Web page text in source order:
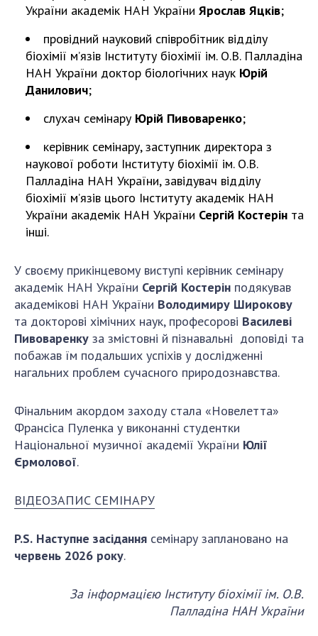
України академік НАН України Ярослав Яцків;
провідний науковий співробітник відділу
біохімії м’язів Інституту біохімії ім. О.В. Палладіна
НАН України доктор біологічних наук Юрій
Данилович;
слухач семінару Юрій Пивоваренко;
керівник семінару, заступник директора з
наукової роботи Інституту біохімії ім. О.В.
Палладіна НАН України, завідувач відділу
біохімії м’язів цього Інституту академік НАН
України академік НАН України Сергій Костерін та
інші.
У своєму прикінцевому виступі керівник семінару
академік НАН України Сергій Костерін подякував
академікові НАН України Володимиру Широкову
та докторові хімічних наук, професорові Василеві
Пивоваренку за змістовні й пізнавальні доповіді та
побажав їм подальших успіхів у дослідженні
нагальних проблем сучасного природознавства.
Фінальним акордом заходу стала «Новелетта»
Франсіса Пуленка у виконанні студентки
Національної музичної академії України Юлії
Єрмолової.
ВІДЕОЗАПИС СЕМІНАРУ
P.S. Наступне засідання семінару заплановано на
червень 2026 року.
За інформацією Інституту біохімії ім. О.В.
Палладіна НАН України